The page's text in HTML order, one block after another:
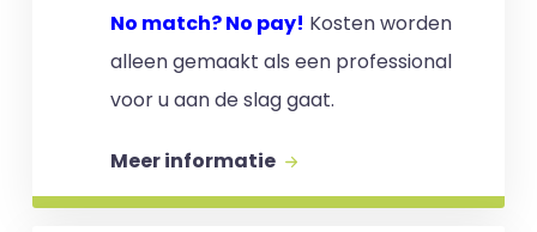
No match? No pay! Kosten worden
alleen gemaakt als een professional
voor u aan de slag gaat.
Meer informatie